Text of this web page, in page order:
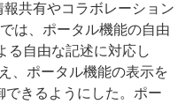
共有やコラボレーション
は、ポータル機能の自由
る自由な記述に対応し
、ポータル機能の表示を
きるようにした。ポー